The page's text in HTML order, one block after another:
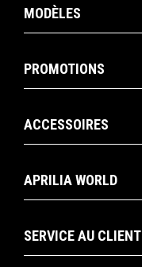
MODÈLES
PROMOTIONS
ACCESSOIRES
APRILIA WORLD
SERVICE AU CLIENT